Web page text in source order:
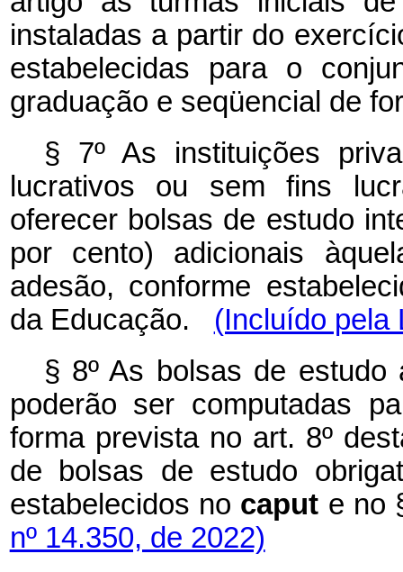
instaladas a partir do
estabelecidas para o
graduação e seqüencial de
§ 7º As instituições
lucrativos ou sem fins
oferecer bolsas de estudo
por cento) adicionais
adesão, conforme
da Educação.
(Incluído pela
§ 8º As bolsas de
poderão ser computadas
forma prevista no art. 8º
de bolsas de estudo
estabelecidos no caput e no
nº 14.350, de 2022)